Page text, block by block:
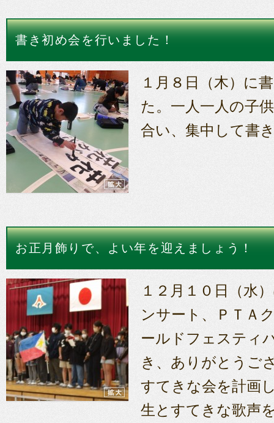
書き初め会を行いました！
１月８日（木）に
た。一人一人の子
合い、集中して書
お正月飾りで、よい年を迎えましょう！
１２月１０日（水
ンサート、ＰＴＡ
ールドフェスティ
き、ありがとうご
すてきな会を計画
生とすてきな歌声